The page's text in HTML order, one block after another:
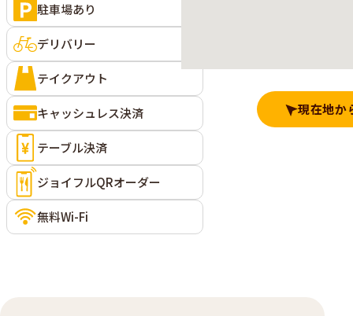
駐車場あり
デリバリー
テイクアウト
キャッシュレス決済
テーブル決済
ジョイフルQRオーダー
無料Wi-Fi
現在地か